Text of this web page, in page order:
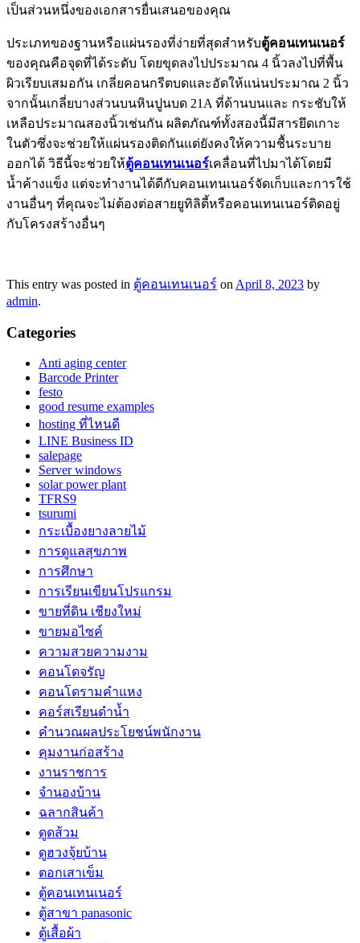
เป็นส่วนหนึ่งของเอกสารยื่นเสนอของคุณ
ประเภทของฐานหรือแผ่นรองที่ง่ายที่สุดสำหรับตู้คอนเทนเนอร์
ของคุณคือจุดที่ได้ระดับ โดยขุดลงไปประมาณ 4 นิ้วลงไปที่พื้น
ผิวเรียบเสมอกัน เกลี่ยคอนกรีตบดและอัดให้แน่นประมาณ 2 นิ้ว
จากนั้นเกลี่ยบางส่วนบนหินปูนบด 21A ที่ด้านบนและ กระชับให้
เหลือประมาณสองนิ้วเช่นกัน ผลิตภัณฑ์ทั้งสองนี้มีสารยึดเกาะ
ในตัวซึ่งจะช่วยให้แผ่นรองติดกันแต่ยังคงให้ความชื้นระบาย
ออกได้ วิธีนี้จะช่วยให้ตู้คอนเทนเนอร์เคลื่อนที่ไปมาได้โดยมี
น้ำค้างแข็ง แต่จะทำงานได้ดีกับคอนเทนเนอร์จัดเก็บและการใช้
งานอื่นๆ ที่คุณจะไม่ต้องต่อสายยูทิลิตี้หรือคอนเทนเนอร์ติดอยู่
กับโครงสร้างอื่นๆ
This entry was posted in ตู้คอนเทนเนอร์ on April 8, 2023 by
admin.
Categories
Anti aging center
Barcode Printer
festo
good resume examples
hosting ที่ไหนดี
LINE Business ID
salepage
Server windows
solar power plant
TFRS9
tsurumi
กระเบื้องยางลายไม้
การดูแลสุขภาพ
การศึกษา
การเรียนเขียนโปรแกรม
ขายที่ดิน เชียงใหม่
ขายมอไซค์
ความสวยความงาม
คอนโดจรัญ
คอนโดรามคำแหง
คอร์สเรียนดำน้ำ
คำนวณผลประโยชน์พนักงาน
คุมงานก่อสร้าง
งานราชการ
จำนองบ้าน
ฉลากสินค้า
ดูดส้วม
ดูฮวงจุ้ยบ้าน
ตอกเสาเข็ม
ตู้คอนเทนเนอร์
ตู้สาขา panasonic
ตู้เสื้อผ้า